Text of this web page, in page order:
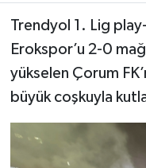
Trendyol 1. Lig
Erokspor’u 2-0
yükselen Çorum
büyük coşkuyla